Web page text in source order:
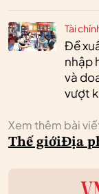
Tài
Đề
nhập
và
vượt
Xem thêm bài
Thế giớiĐịa